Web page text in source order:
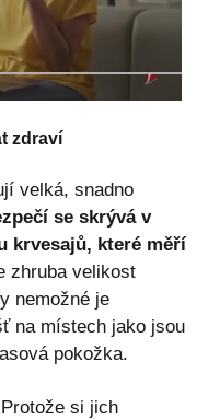
zdraví
velká, snadno
se skrývá v
krvesajů, které měří
zhruba velikost
nemožné je
na místech jako jsou
pokožka.
si jich